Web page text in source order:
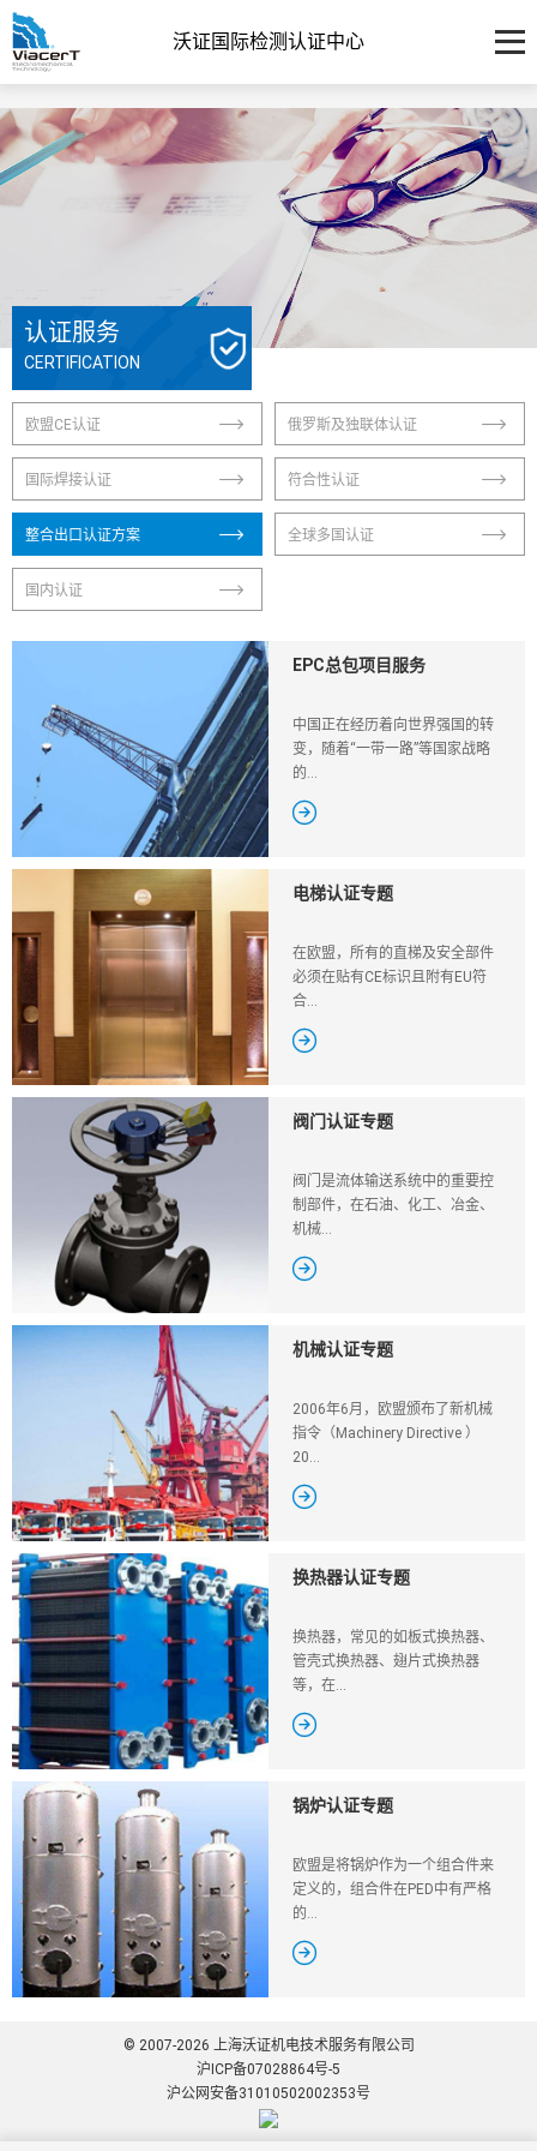
沃证国际检测认证中心
认证服务
CERTIFICATION
欧盟CE认证 俄罗斯及独联体认证
国际焊接认证 符合性认证
整合出口认证方案 全球多国认证
国内认证
EPC总包项目服务
中国正在经历着向世界强国的转
变，随着“一带一路”等国家战略
的...

电梯认证专题
在欧盟，所有的直梯及安全部件
必须在贴有CE标识且附有EU符
合...

阀门认证专题
阀门是流体输送系统中的重要控
制部件，在石油、化工、冶金、
机械...

机械认证专题
2006年6月，欧盟颁布了新机械
指令（Machinery Directive ）
20...

换热器认证专题
换热器，常见的如板式换热器、
管壳式换热器、翅片式换热器
等，在...

锅炉认证专题
欧盟是将锅炉作为一个组合件来
定义的，组合件在PED中有严格
的...

© 2007-2026 上海沃证机电技术服务有限公司
沪ICP备07028864号-5
沪公网安备31010502002353号